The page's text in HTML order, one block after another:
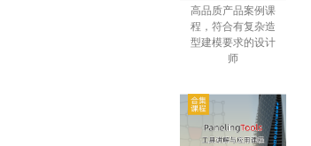
高品质产品案例课
程，符合有复杂造
型建模要求的设计
师